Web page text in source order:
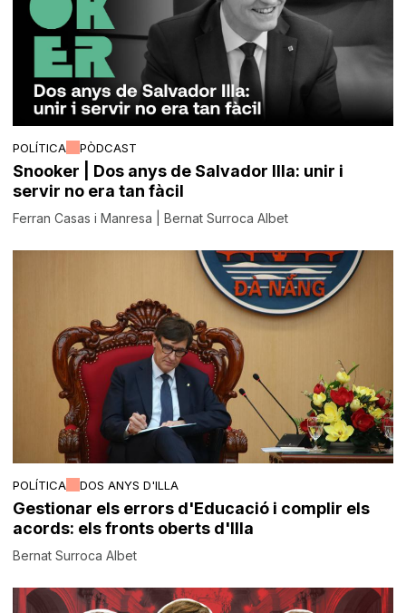
POLÍTICA PÒDCAST
Snooker | Dos anys de Salvador Illa: unir i
servir no era tan fàcil
Ferran Casas i Manresa | Bernat Surroca Albet
POLÍTICA DOS ANYS D'ILLA
Gestionar els errors d'Educació i complir els
acords: els fronts oberts d'Illa
Bernat Surroca Albet